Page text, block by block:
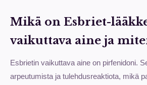
Mikä on Esbriet-
vaikuttava aine ja
Esbrietin vaikuttava aine on pirfenidoni.
arpeutumista ja tulehdusreaktiota, mikä